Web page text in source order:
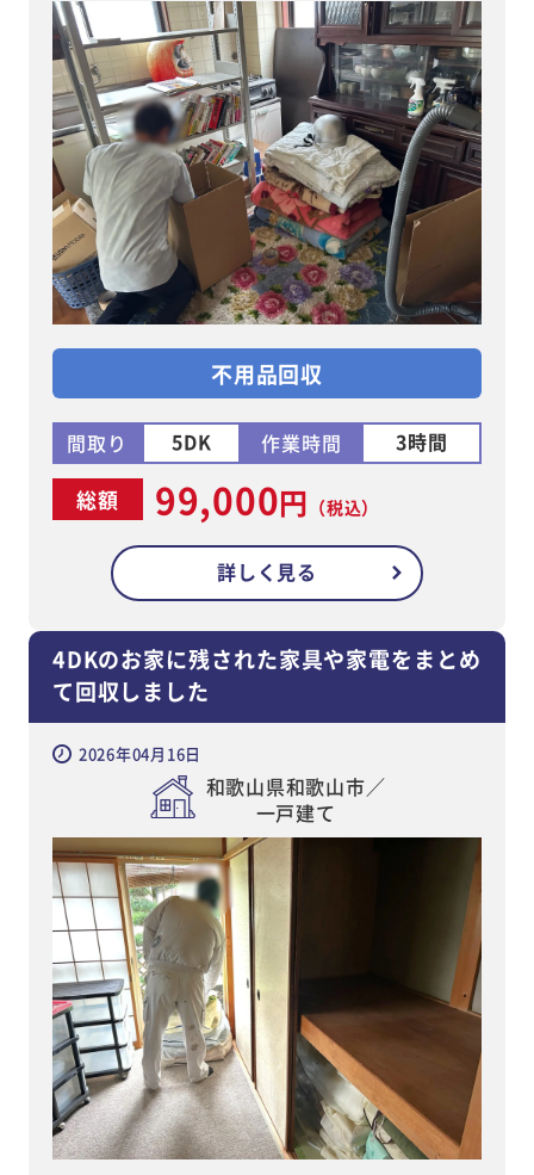
不用品回収
間取り 5DK 作業時間 3時間
総額 99,000円 （税込）
詳しく見る
4DKのお家に残された家具や家電をまとめ
て回収しました
2026年04月16日
和歌山県和歌山市／
一戸建て